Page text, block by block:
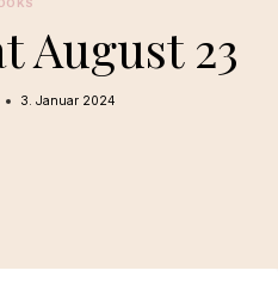
August 23
3. Januar 2024